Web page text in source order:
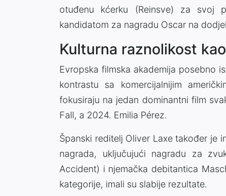
otuđenu kćerku (Reinsve) za svoj
kandidatom za nagradu Oscar na
Kulturna raznolikost
Evropska filmska akademija posebno
kontrastu sa komercijalnijim
fokusiraju na jedan dominantni film
Fall, a 2024. Emilia Pérez.
Španski reditelj Oliver Laxe također je
nagrada, uključujući nagradu za
Accident) i njemačka debitantica
kategorije, imali su slabije rezultate.